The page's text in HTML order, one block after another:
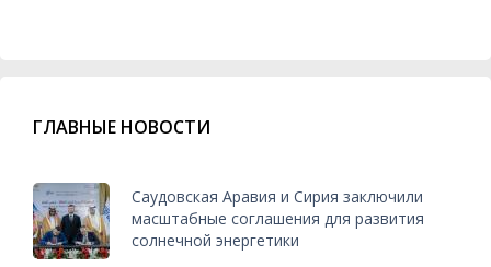
ГЛАВНЫЕ НОВОСТИ
Саудовская Аравия и Сирия заключили
масштабные соглашения для развития
солнечной энергетики